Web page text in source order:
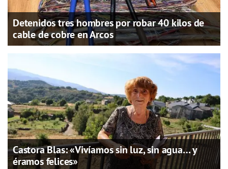
Detenidos tres hombres por robar 40 kilos de
cable de cobre en Arcos
Castora Blas: «Vivíamos sin luz, sin agua… y
éramos felices»